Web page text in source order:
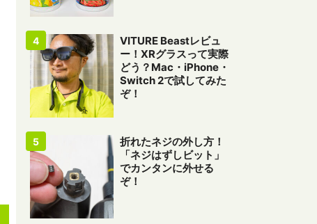
VITURE Beastレビュ
ー！XRグラスって実際
どう？Mac・iPhone・
Switch 2で試してみた
ぞ！
折れたネジの外し方！
「ネジはずしビット」
でカンタンに外せる
ぞ！